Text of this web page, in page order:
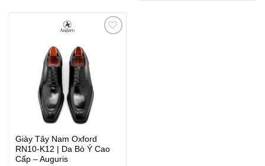
Giày Tây Nam Oxford
RN10-K12 | Da Bò Ý Cao
Cấp – Auguris